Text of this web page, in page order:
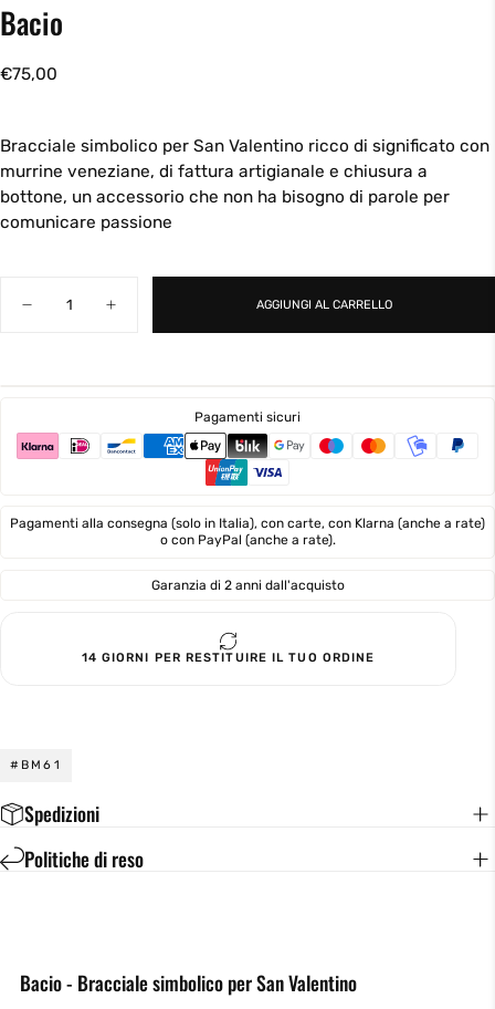
Bacio
€75,00
Prezzo
€75,00
Bracciale simbolico per San Valentino ricco di significato con
murrine veneziane, di fattura artigianale e chiusura a
bottone, un accessorio che non ha bisogno di parole per
comunicare passione
Diminuisci
Aumenta
AGGIUNGI AL CARRELLO
Pagamenti sicuri
Pagamenti alla consegna (solo in Italia), con carte, con Klarna (anche a rate)
o con PayPal (anche a rate).
Garanzia di 2 anni dall'acquisto
14 GIORNI PER RESTITUIRE IL TUO ORDINE
#BM61
Spedizioni
Politiche di reso
Bacio - Bracciale simbolico per San Valentino